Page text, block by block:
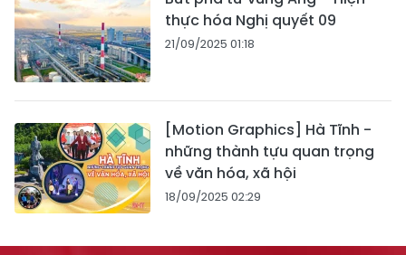
thực hóa Nghị quyết 09
21/09/2025 01:18
[Motion Graphics] Hà Tĩnh -
những thành tựu quan trọng
về văn hóa, xã hội
18/09/2025 02:29